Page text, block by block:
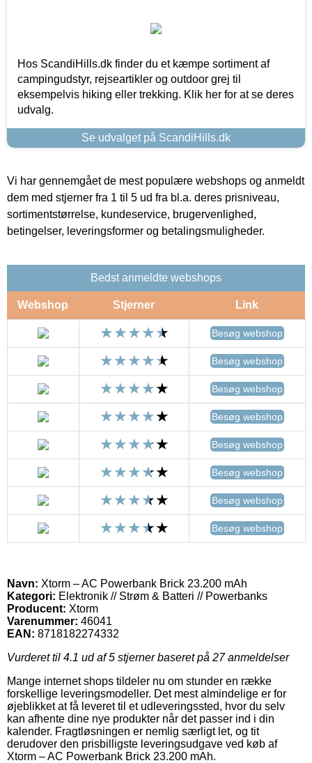
Hos ScandiHills.dk finder du et kæmpe sortiment af
campingudstyr, rejseartikler og outdoor grej til
eksempelvis hiking eller trekking. Klik her for at se deres
udvalg.
Se udvalget på ScandiHills.dk
Vi har gennemgået de mest populære webshops og anmeldt
dem med stjerner fra 1 til 5 ud fra bl.a. deres prisniveau,
sortimentstørrelse, kundeservice, brugervenlighed,
betingelser, leveringsformer og betalingsmuligheder.
Bedst anmeldte webshops
Webshop Stjerner Link
Besøg webshop
Besøg webshop
Besøg webshop
Besøg webshop
Besøg webshop
Besøg webshop
Besøg webshop
Besøg webshop
Navn: Xtorm – AC Powerbank Brick 23.200 mAh
Kategori: Elektronik // Strøm & Batteri // Powerbanks
Producent: Xtorm
Varenummer: 46041
EAN: 8718182274332
Vurderet til 4.1 ud af 5 stjerner baseret på 27anmeldelser
Mange internet shops tildeler nu om stunder en række
forskellige leveringsmodeller. Det mest almindelige er for
øjeblikket at få leveret til et udleveringssted, hvor du selv
kan afhente dine nye produkter når det passer ind i din
kalender. Fragtløsningen er nemlig særligt let, og tit
derudover den prisbilligste leveringsudgave ved køb af
Xtorm – AC Powerbank Brick 23.200 mAh.